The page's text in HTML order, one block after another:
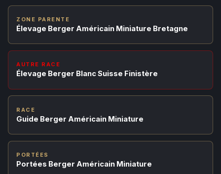
ZONE PARENTE
Élevage Berger Américain Miniature Bretagne
AUTRE RACE
Élevage Berger Blanc Suisse Finistère
RACE
Guide Berger Américain Miniature
PORTÉES
Portées Berger Américain Miniature